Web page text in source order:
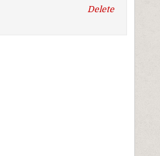
Delete